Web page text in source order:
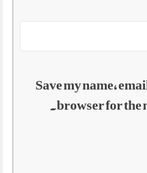
Save my name,
browser for the